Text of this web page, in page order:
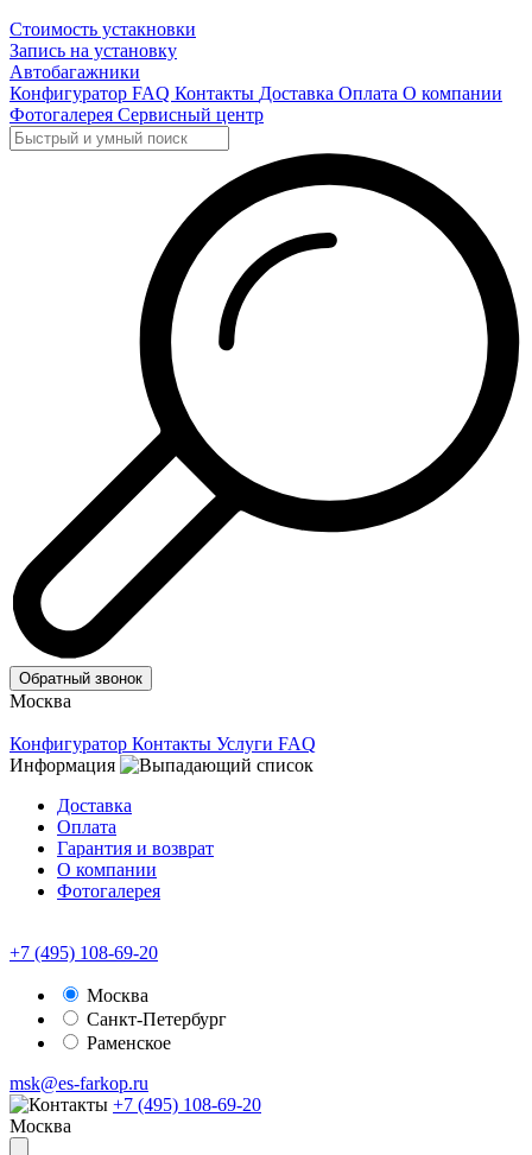
Стоимость устакновки
Запись на установку
Автобагажники
Конфигуратор FAQ Контакты Доставка Оплата О компании
Фотогалерея Сервисный центр
Обратный звонок
Москва
Конфигуратор Контакты Услуги FAQ
Информация
Доставка
Оплата
Гарантия и возврат
О компании
Фотогалерея
+7 (495) 108-69-20
Москва
Санкт-Петербург
Раменское
msk@es-farkop.ru
+7 (495) 108-69-20
Москва